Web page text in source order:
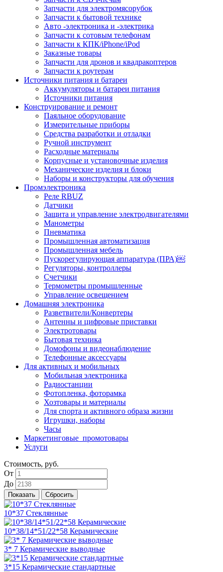
Запчасти для электромясорубок
Запчасти к бытовой технике
Авто -электроника и -электрика
Запчасти к сотовым телефонам
Запчасти к КПК/iPhone/iPod
Заказные товары
Запчасти для дронов и квадракоптеров
Запчасти к роутерам
Источники питания и батареи
Аккумуляторы и батареи питания
Источники питания
Конструирование и ремонт
Паяльное оборудование
Измерительные приборы
Средства разработки и отладки
Ручной инструмент
Расходные материалы
Корпусные и установочные изделия
Механические изделия и блоки
Наборы и конструкторы для обучения
Промэлектроника
Реле RBUZ
Датчики
Защита и управление электродвигателями
Манометры
Пневматика
Промышленная автоматизация
Промышленная мебель
Пускорегулирующая аппаратура (ПРА)￼
Регуляторы, контроллеры
Счетчики
Термометры промышленные
Управление освещением
Домашняя электроника
Разветвители/Конвертеры
Антенны и цифровые приставки
Электротовары
Бытовая техника
Домофоны и видеонаблюдение
Телефонные аксессуары
Для активных и мобильных
Мобильная электроника
Радиостанции
Фотопленка, фоторамка
Хозтовары и материалы
Для спорта и активного образа жизни
Игрушки, наборы
Часы
Маркетинговые_промотовары
Услуги
Стоимость, руб.
От
До
10*37 Стеклянные
10*38/14*51/22*58 Керамические
3* 7 Керамические выводные
3*15 Керамические стандартные